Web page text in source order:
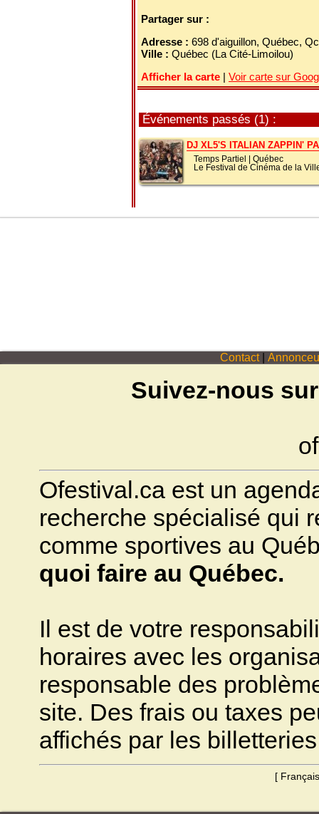
Partager sur :
Adresse : 698 d'aiguillon, Québec,
Ville : Québec (La Cité-Limoilou)
Afficher la carte | Voir carte sur
Événements passés (1) :
DJ XL5'S ITALIAN ZAPPIN'
Temps Partiel
Québec
Le Festival de Cinéma de la
Contact
Suivez-nous
Ofestival.ca est un
recherche spécialisé qui
comme sportives au
quoi faire au Québec.
Il est de votre
horaires avec les
responsable des
site. Des frais ou taxes
affichés par les
[ Français